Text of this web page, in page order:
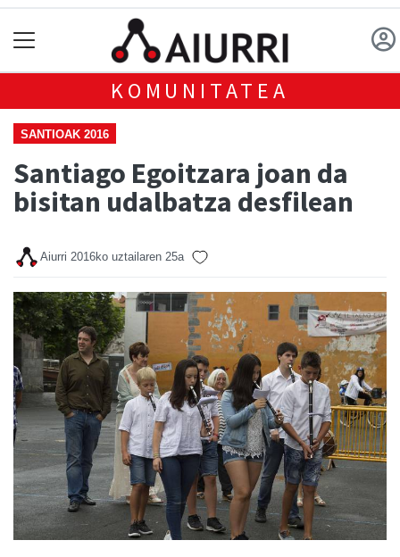
KOMUNITATEA
SANTIOAK 2016
Santiago Egoitzara joan da
bisitan udalbatza desfilean
Aiurri 2016ko uztailaren 25a